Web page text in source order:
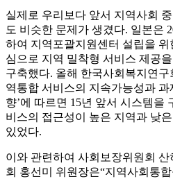
실제로 우리보다 앞서 지역사회
도 비슷한 문제가 생겼다. 일본은
하여 지역포괄지원센터 설립을
심으로 지역 밀착형 서비스 제공
구축했다. 올해 한국사회복지연구
역통합 서비스의 지속가능성과
향’에 따르면 15년 앞서 시스템을
비스의 접근성이 높은 지역과 낮
있었다.
이와 관련하여 사회보장위원회
회 홍선미 위원장은“지역사회통